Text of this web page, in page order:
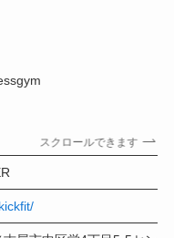
スクロールできます